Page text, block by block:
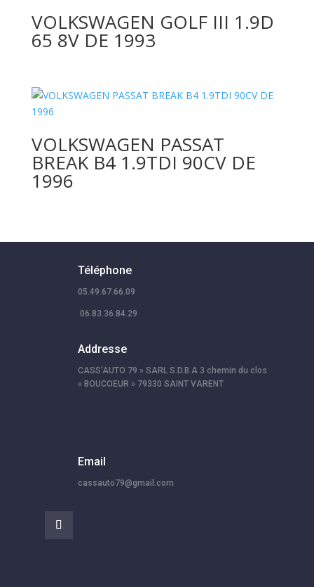
VOLKSWAGEN GOLF III 1.9D
65 8V DE 1993
VOLKSWAGEN PASSAT
BREAK B4 1.9TDI 90CV DE
1996
Téléphone
05.49.67.66.09
06.83.36.84.29
Addresse
CASS’AUTO 79 » SARL S.D.B.A 3 chemin du clos
« BOUCOEUR » 79330 SAINT VARENT
Email
cassauto79@gmail.com